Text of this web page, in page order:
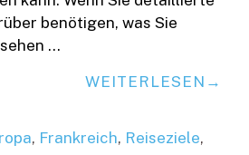
benötigen, was Sie
…
WEITERLESEN
, Frankreich, Reiseziele,